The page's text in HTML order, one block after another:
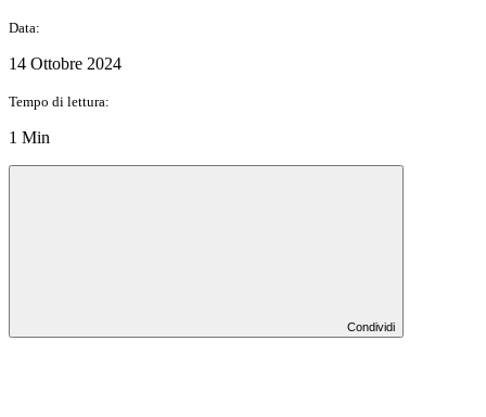
Data:
14 Ottobre 2024
Tempo di lettura:
1 Min
Condividi